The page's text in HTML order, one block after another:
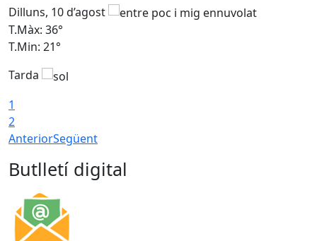
Dilluns, 10 d’agost
T.Màx: 36°
T.Min: 21°
Tarda
1
2
AnteriorSegüent
Butlletí digital